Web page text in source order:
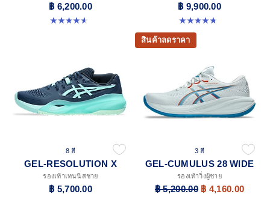
฿ 6,200.00
4.6 จาก 5 ดาว 30 รีวิว
฿ 9,900.00
4.8 จาก 5 ดาว 186 รีวิว
8 สี
GEL-RESOLUTION X
รองเท้าเทนนิสชาย
฿ 5,700.00
สินค้าลดราคา
3 สี
GEL-CUMULUS 28 WIDE
รองเท้าวิ่งผู้ชาย
฿ 5,200.00 ฿ 4,160.00